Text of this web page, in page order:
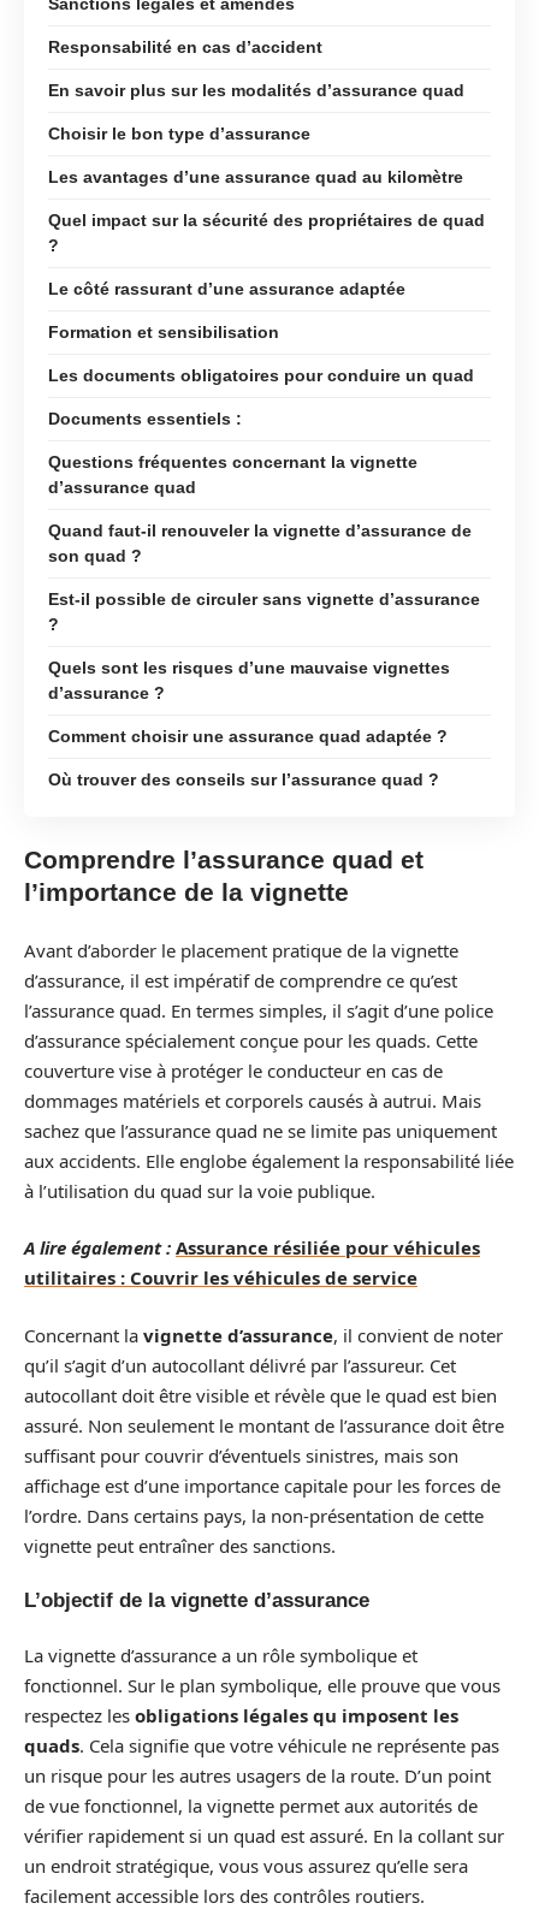
Responsabilité en cas d’accident
En savoir plus sur les modalités d’assurance quad
Choisir le bon type d’assurance
Les avantages d’une assurance quad au kilomètre
Quel impact sur la sécurité des propriétaires de quad
?
Le côté rassurant d’une assurance adaptée
Formation et sensibilisation
Les documents obligatoires pour conduire un quad
Documents essentiels :
Questions fréquentes concernant la vignette
d’assurance quad
Quand faut-il renouveler la vignette d’assurance de
son quad ?
Est-il possible de circuler sans vignette d’assurance
?
Quels sont les risques d’une mauvaise vignettes
d’assurance ?
Comment choisir une assurance quad adaptée ?
Où trouver des conseils sur l’assurance quad ?
Comprendre l’assurance quad et
l’importance de la vignette
Avant d’aborder le placement pratique de la vignette
d’assurance, il est impératif de comprendre ce qu’est
l’assurance quad. En termes simples, il s’agit d’une police
d’assurance spécialement conçue pour les quads. Cette
couverture vise à protéger le conducteur en cas de
dommages matériels et corporels causés à autrui. Mais
sachez que l’assurance quad ne se limite pas uniquement
aux accidents. Elle englobe également la responsabilité liée
à l’utilisation du quad sur la voie publique.
A lire également : Assurance résiliée pour véhicules
utilitaires : Couvrir les véhicules de service
Concernant la vignette d’assurance, il convient de noter
qu’il s’agit d’un autocollant délivré par l’assureur. Cet
autocollant doit être visible et révèle que le quad est bien
assuré. Non seulement le montant de l’assurance doit être
suffisant pour couvrir d’éventuels sinistres, mais son
affichage est d’une importance capitale pour les forces de
l’ordre. Dans certains pays, la non-présentation de cette
vignette peut entraîner des sanctions.
L’objectif de la vignette d’assurance
La vignette d’assurance a un rôle symbolique et
fonctionnel. Sur le plan symbolique, elle prouve que vous
respectez les obligations légales qu imposent les
quads. Cela signifie que votre véhicule ne représente pas
un risque pour les autres usagers de la route. D’un point
de vue fonctionnel, la vignette permet aux autorités de
vérifier rapidement si un quad est assuré. En la collant sur
un endroit stratégique, vous vous assurez qu’elle sera
facilement accessible lors des contrôles routiers.